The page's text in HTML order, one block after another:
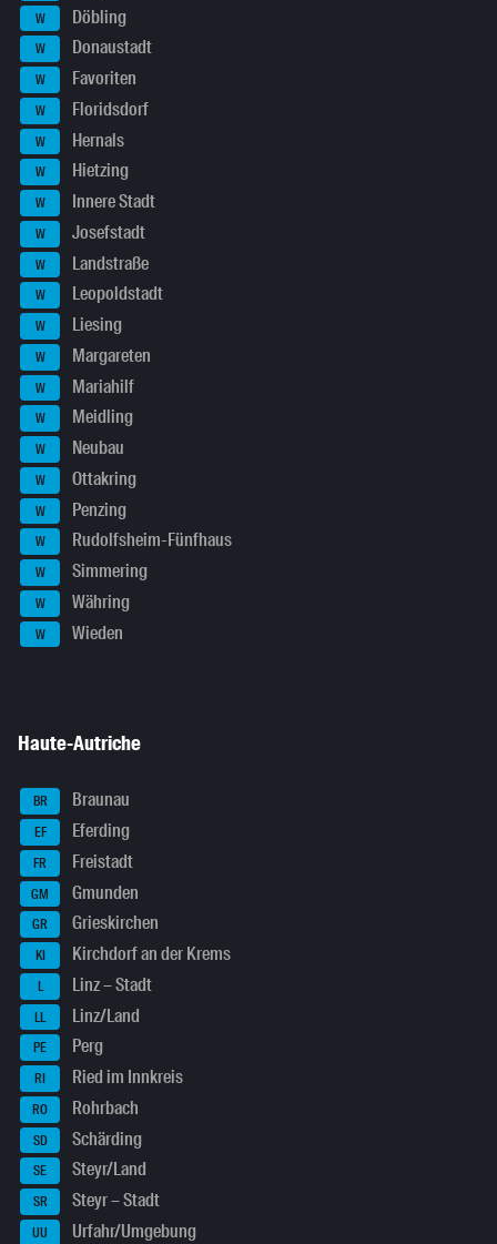
W Döbling
W Donaustadt
W Favoriten
W Floridsdorf
W Hernals
W Hietzing
W Innere Stadt
W Josefstadt
W Landstraße
W Leopoldstadt
W Liesing
W Margareten
W Mariahilf
W Meidling
W Neubau
W Ottakring
W Penzing
W Rudolfsheim-Fünfhaus
W Simmering
W Währing
W Wieden
Haute-Autriche
BR Braunau
EF Eferding
FR Freistadt
GM Gmunden
GR Grieskirchen
KI Kirchdorf an der Krems
L Linz – Stadt
LL Linz/Land
PE Perg
RI Ried im Innkreis
RO Rohrbach
SD Schärding
SE Steyr/Land
SR Steyr – Stadt
UU Urfahr/Umgebung